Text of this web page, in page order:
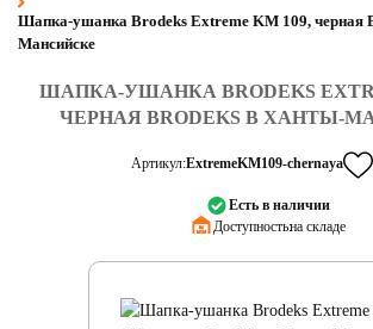
Шапка-ушанка Brodeks Extreme KM 109, черная
Мансийске
ШАПКА-УШАНКА BRODEKS
ЧЕРНАЯ BRODEKS В ХАНТЫ-
Артикул:ExtremeKM109-chernaya
Есть в наличии
Доступность:на складе